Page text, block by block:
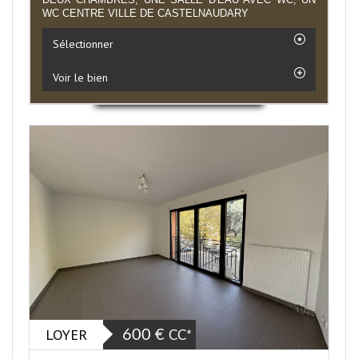
WC CENTRE VILLE DE CASTELNAUDARY
Sélectionner
Voir le bien
LOYER 600 € CC*